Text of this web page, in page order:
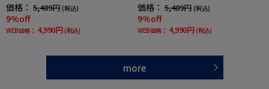
価格： 5,489円 (税込)
9%off
WEB価格： 4,990円 (税込)
価格： 5,489円 (税込)
9%off
WEB価格： 4,990円 (税込)
more